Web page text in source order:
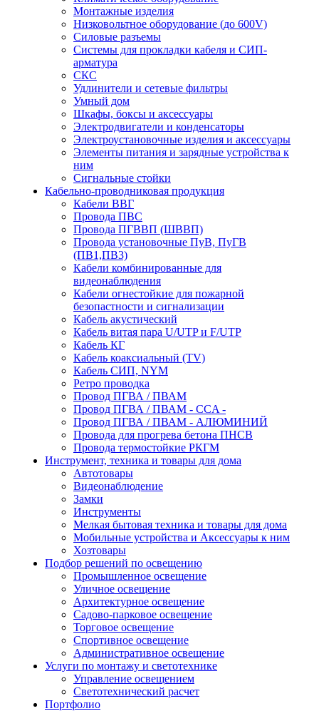
Монтажные изделия
Низковольтное оборудование (до 600V)
Силовые разъемы
Системы для прокладки кабеля и СИП-
арматура
СКС
Удлинители и сетевые фильтры
Умный дом
Шкафы, боксы и аксессуары
Электродвигатели и конденсаторы
Электроустановочные изделия и аксессуары
Элементы питания и зарядные устройства к
ним
Сигнальные стойки
Кабельно-проводниковая продукция
Кабели ВВГ
Провода ПВС
Провода ПГВВП (ШВВП)
Провода установочные ПуВ, ПуГВ
(ПВ1,ПВ3)
Кабели комбинированные для
видеонаблюдения
Кабели огнестойкие для пожарной
безопастности и сигнализации
Кабель акустический
Кабель витая пара U/UTP и F/UTP
Кабель КГ
Кабель коаксиальный (TV)
Кабель СИП, NYM
Ретро проводка
Провод ПГВА / ПВАМ
Провод ПГВА / ПВАМ - CCA -
Провод ПГВА / ПВАМ - АЛЮМИНИЙ
Провода для прогрева бетона ПНСВ
Провода термостойкие РКГМ
Инструмент, техника и товары для дома
Автотовары
Видеонаблюдение
Замки
Инструменты
Мелкая бытовая техника и товары для дома
Мобильные устройства и Аксессуары к ним
Хозтовары
Подбор решений по освещению
Промышленное освещение
Уличное освещение
Архитектурное освещение
Садово-парковое освещение
Торговое освещение
Спортивное освещение
Административное освещение
Услуги по монтажу и светотехнике
Управление освещением
Светотехнический расчет
Портфолио